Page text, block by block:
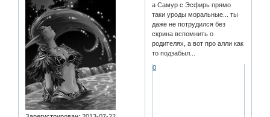
а Самур с Эсфирь прямо
таки уроды моральные... ты
даже не потрудился без
скрина вспомнить о
родителях, а вот про алли как
то подзабыл...
0